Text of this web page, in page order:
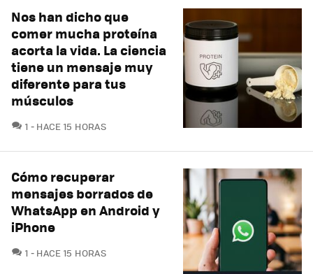
Nos han dicho que
comer mucha proteína
acorta la vida. La ciencia
tiene un mensaje muy
diferente para tus
músculos
1 COMENTARIOS
HACE 15 HORAS
Cómo recuperar
mensajes borrados de
WhatsApp en Android y
iPhone
1 COMENTARIOS
HACE 15 HORAS